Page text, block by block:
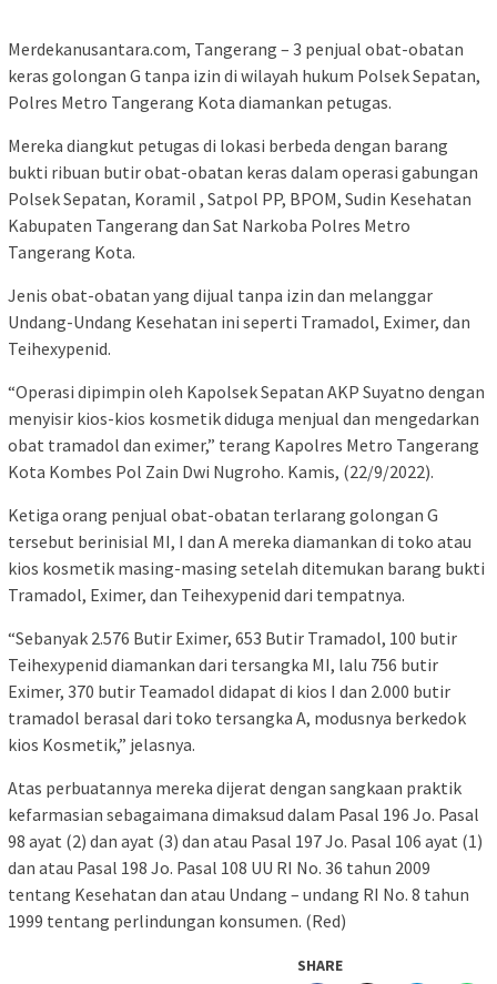
Merdekanusantara.com, Tangerang – 3 penjual obat-obatan
keras golongan G tanpa izin di wilayah hukum Polsek Sepatan,
Polres Metro Tangerang Kota diamankan petugas.
Mereka diangkut petugas di lokasi berbeda dengan barang
bukti ribuan butir obat-obatan keras dalam operasi gabungan
Polsek Sepatan, Koramil , Satpol PP, BPOM, Sudin Kesehatan
Kabupaten Tangerang dan Sat Narkoba Polres Metro
Tangerang Kota.
Jenis obat-obatan yang dijual tanpa izin dan melanggar
Undang-Undang Kesehatan ini seperti Tramadol, Eximer, dan
Teihexypenid.
“Operasi dipimpin oleh Kapolsek Sepatan AKP Suyatno dengan
menyisir kios-kios kosmetik diduga menjual dan mengedarkan
obat tramadol dan eximer,” terang Kapolres Metro Tangerang
Kota Kombes Pol Zain Dwi Nugroho. Kamis, (22/9/2022).
Ketiga orang penjual obat-obatan terlarang golongan G
tersebut berinisial MI, I dan A mereka diamankan di toko atau
kios kosmetik masing-masing setelah ditemukan barang bukti
Tramadol, Eximer, dan Teihexypenid dari tempatnya.
“Sebanyak 2.576 Butir Eximer, 653 Butir Tramadol, 100 butir
Teihexypenid diamankan dari tersangka MI, lalu 756 butir
Eximer, 370 butir Teamadol didapat di kios I dan 2.000 butir
tramadol berasal dari toko tersangka A, modusnya berkedok
kios Kosmetik,” jelasnya.
Atas perbuatannya mereka dijerat dengan sangkaan praktik
kefarmasian sebagaimana dimaksud dalam Pasal 196 Jo. Pasal
98 ayat (2) dan ayat (3) dan atau Pasal 197 Jo. Pasal 106 ayat (1)
dan atau Pasal 198 Jo. Pasal 108 UU RI No. 36 tahun 2009
tentang Kesehatan dan atau Undang – undang RI No. 8 tahun
1999 tentang perlindungan konsumen. (Red)
SHARE